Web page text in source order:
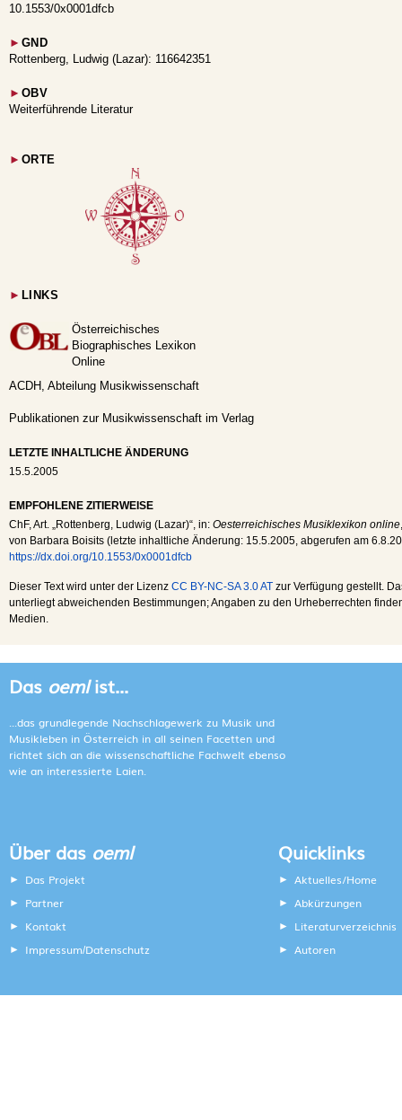
10.1553/0x0001dfcb
► GND
Rottenberg, Ludwig (Lazar): 116642351
► OBV
Weiterführende Literatur
► ORTE
► LINKS
Österreichisches
Biographisches Lexikon
Online
ACDH, Abteilung Musikwissenschaft
Publikationen zur Musikwissenschaft im Verlag
LETZTE INHALTLICHE ÄNDERUNG
15.5.2005
EMPFOHLENE ZITIERWEISE
ChF, Art. „Rottenberg, Ludwig (Lazar)“, in: Oesterreichisches Musiklexikon online
von Barbara Boisits (letzte inhaltliche Änderung: 15.5.2005 , abgerufen am
https://dx.doi.org/10.1553/0x0001dfcb
Dieser Text wird unter der Lizenz CC BY-NC-SA 3.0 AT zur Verfügung gestellt.
unterliegt abweichenden Bestimmungen; Angaben zu den Urheberrechten
Medien.
Das oemlist...
...das grundlegende Nachschlagewerk zu Musik und
Musikleben in Österreich in all seinen Facetten und
richtet sich an die wissenschaftliche Fachwelt ebenso
wie an interessierte Laien.
Über das oeml
Das Projekt
Partner
Kontakt
Impressum/Datenschutz
Quicklinks
Aktuelles/Home
Abkürzungen
Literaturverzeichnis
Autoren